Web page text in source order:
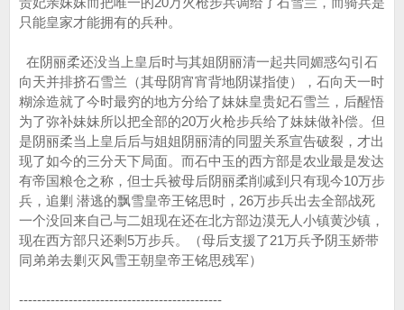
只能皇家才能拥有的兵种。
在阴丽柔还没当上皇后时与其姐阴丽清一起共同媚惑勾引石
向天并排挤石雪兰（其母阴宵宵背地阴谋指使），石向天一时
糊涂造就了今时最穷的地方分给了妹妹皇贵妃石雪兰，后醒悟
为了弥补妹妹所以把全部的20万火枪步兵给了妹妹做补偿。但
是阴丽柔当上皇后后与姐姐阴丽清的同盟关系宣告破裂，才出
现了如今的三分天下局面。而石中玉的西方部是农业最是发达
有帝国粮仓之称，但士兵被母后阴丽柔削减到只有现今10万步
兵，追剿 潜逃的飘雪皇帝王铭思时，26万步兵出去全部战死
一个没回来自己与二姐现在还在北方部边漠无人小镇黄沙镇，
现在西方部只还剩5万步兵。（母后支援了21万兵予阴玉娇带
同弟弟去剿灭风雪王朝皇帝王铭思残军）
---------------------------------------------